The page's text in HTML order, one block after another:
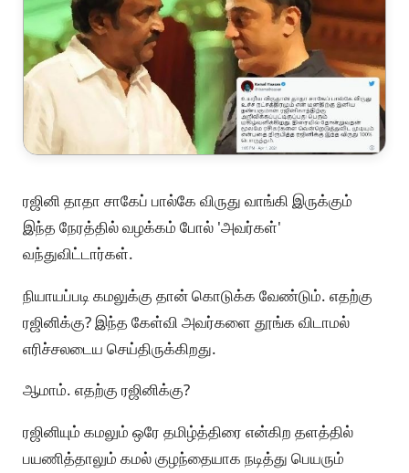
ரஜினி தாதா சாகேப் பால்கே விருது வாங்கி இருக்கும்
இந்த நேரத்தில் வழக்கம் போல் 'அவர்கள்'
வந்துவிட்டார்கள்.
நியாயப்படி கமலுக்கு தான் கொடுக்க வேண்டும். எதற்கு
ரஜினிக்கு? இந்த கேள்வி அவர்களை தூங்க விடாமல்
எரிச்சலடைய செய்திருக்கிறது.
ஆமாம். எதற்கு ரஜினிக்கு?
ரஜினியும் கமலும் ஒரே தமிழ்த்திரை என்கிற தளத்தில்
பயணித்தாலும் கமல் குழந்தையாக நடித்து பெயரும்